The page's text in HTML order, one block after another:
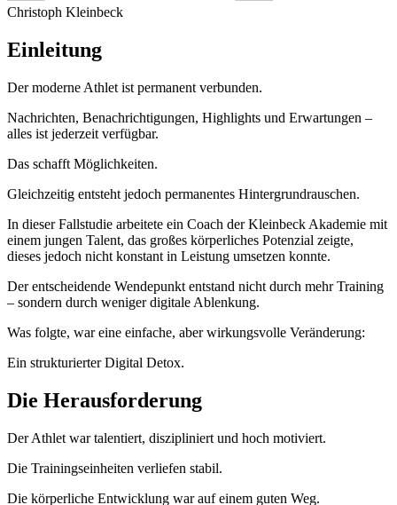
Christoph Kleinbeck
Einleitung
Der moderne Athlet ist permanent verbunden.
Nachrichten, Benachrichtigungen, Highlights und Erwartungen –
alles ist jederzeit verfügbar.
Das schafft Möglichkeiten.
Gleichzeitig entsteht jedoch permanentes Hintergrundrauschen.
In dieser Fallstudie arbeitete ein Coach der Kleinbeck Akademie mit
einem jungen Talent, das großes körperliches Potenzial zeigte,
dieses jedoch nicht konstant in Leistung umsetzen konnte.
Der entscheidende Wendepunkt entstand nicht durch mehr Training
– sondern durch weniger digitale Ablenkung.
Was folgte, war eine einfache, aber wirkungsvolle Veränderung:
Ein strukturierter Digital Detox.
Die Herausforderung
Der Athlet war talentiert, diszipliniert und hoch motiviert.
Die Trainingseinheiten verliefen stabil.
Die körperliche Entwicklung war auf einem guten Weg.